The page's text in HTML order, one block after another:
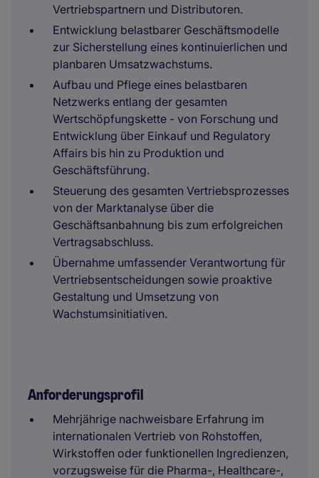
Vertriebspartnern und Distributoren.
Entwicklung belastbarer Geschäftsmodelle
zur Sicherstellung eines kontinuierlichen und
planbaren Umsatzwachstums.
Aufbau und Pflege eines belastbaren
Netzwerks entlang der gesamten
Wertschöpfungskette - von Forschung und
Entwicklung über Einkauf und Regulatory
Affairs bis hin zu Produktion und
Geschäftsführung.
Steuerung des gesamten Vertriebsprozesses
von der Marktanalyse über die
Geschäftsanbahnung bis zum erfolgreichen
Vertragsabschluss.
Übernahme umfassender Verantwortung für
Vertriebsentscheidungen sowie proaktive
Gestaltung und Umsetzung von
Wachstumsinitiativen.
Anforderungsprofil
Mehrjährige nachweisbare Erfahrung im
internationalen Vertrieb von Rohstoffen,
Wirkstoffen oder funktionellen Ingredienzen,
vorzugsweise für die Pharma-, Healthcare-,